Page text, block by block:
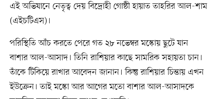
এই অভিযানে নেতৃত্ব দেয় বিদ্রোহী গোষ্ঠী হায়াত তাহরির আল-শাম
(এইচটিএস)।
পরিস্থিতি আঁচ করতে পেরে গত ২৮ নভেম্বর মস্কোয় ছুটে যান
বাশার আল-আসাদ। তিনি রাশিয়ার কাছে সামরিক সহায়তা চান।
তাঁকে টিকিয়ে রাখার আবেদন জানান। কিন্তু রাশিয়ার চিন্তায় এখন
ইউক্রেন। তাই মস্কো আর আগের মতো বাশার আল-আসাদকে